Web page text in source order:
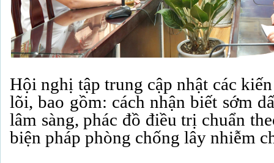
Hội nghị tập trung cập nhật các
lõi, bao gồm: cách nhận biết sớm
lâm sàng, phác đồ điều trị chuẩn
biện pháp phòng chống lây nhiễm